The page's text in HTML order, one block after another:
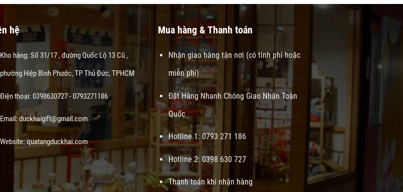
hệ
Kho hàng: Số 31/17 , đường Quốc Lộ 13 Cũ ,
phường Hiệp Bình Phước, TP Thủ Đức, TPHCM
Điện thoại: 0398630727 - 0793271186
Email: duckhaigift@gmail.com
Website:quatangduckhai.com
Mua hàng & Thanh toán
Nhận giao hàng tận nơi (có tính phí hoặc
miễn phí)
Đặt Hàng Nhanh Chóng Giao Nhận Toàn
Quốc
Hotline 1: 0793 271 186
Hotline 2: 0398 630 727
Thanh toán khi nhận hàng